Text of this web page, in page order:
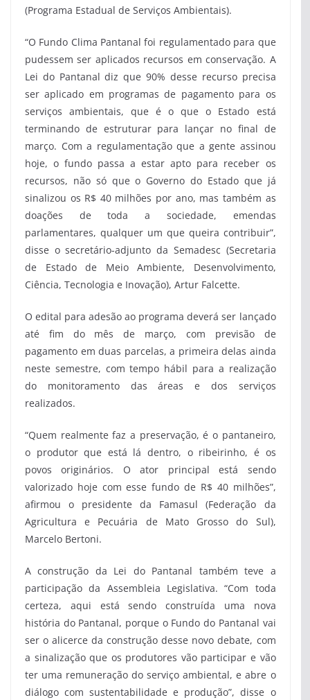
(Programa Estadual de Serviços Ambientais).
“O Fundo Clima Pantanal foi regulamentado para que
pudessem ser aplicados recursos em conservação. A
Lei do Pantanal diz que 90% desse recurso precisa
ser aplicado em programas de pagamento para os
serviços ambientais, que é o que o Estado está
terminando de estruturar para lançar no final de
março. Com a regulamentação que a gente assinou
hoje, o fundo passa a estar apto para receber os
recursos, não só que o Governo do Estado que já
sinalizou os R$ 40 milhões por ano, mas também as
doações de toda a sociedade, emendas
parlamentares, qualquer um que queira contribuir”,
disse o secretário-adjunto da Semadesc (Secretaria
de Estado de Meio Ambiente, Desenvolvimento,
Ciência, Tecnologia e Inovação), Artur Falcette.
O edital para adesão ao programa deverá ser lançado
até fim do mês de março, com previsão de
pagamento em duas parcelas, a primeira delas ainda
neste semestre, com tempo hábil para a realização
do monitoramento das áreas e dos serviços
realizados.
“Quem realmente faz a preservação, é o pantaneiro,
o produtor que está lá dentro, o ribeirinho, é os
povos originários. O ator principal está sendo
valorizado hoje com esse fundo de R$ 40 milhões”,
afirmou o presidente da Famasul (Federação da
Agricultura e Pecuária de Mato Grosso do Sul),
Marcelo Bertoni.
A construção da Lei do Pantanal também teve a
participação da Assembleia Legislativa. “Com toda
certeza, aqui está sendo construída uma nova
história do Pantanal, porque o Fundo do Pantanal vai
ser o alicerce da construção desse novo debate, com
a sinalização que os produtores vão participar e vão
ter uma remuneração do serviço ambiental, e abre o
diálogo com sustentabilidade e produção”, disse o